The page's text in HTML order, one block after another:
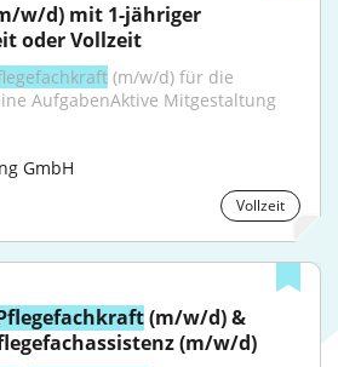
oder Vollzeit
(m/w/d) für die
AufgabenAktive Mitgestaltung
GmbH
Vollzeit
(m/w/d)